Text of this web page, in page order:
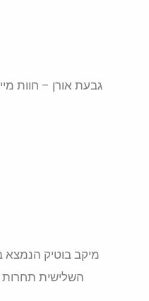
מיקב בוטיק הנמצא
השלישית תחרות